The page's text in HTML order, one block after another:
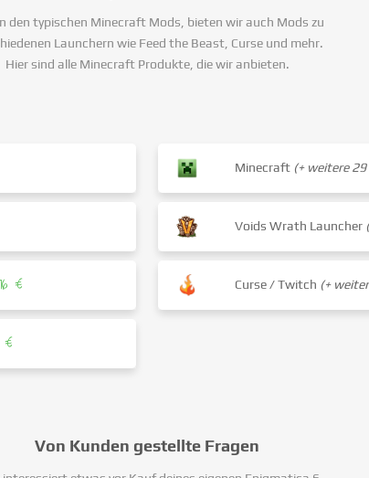
den typischen Minecraft Mods, bieten wir auch Mods zu
Launchern wie Feed the Beast, Curse und mehr.
Hier sind alle Minecraft Produkte, die wir anbieten.
Minecraft (+ weitere
Voids Wrath Launcher
€ Curse / Twitch (+
Von Kunden gestellte Fragen